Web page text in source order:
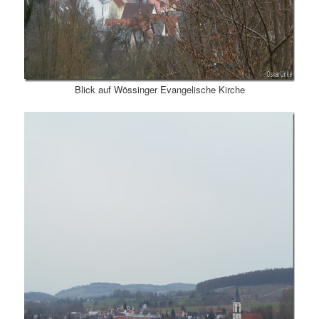
Blick auf Wössinger Evangelische Kirche